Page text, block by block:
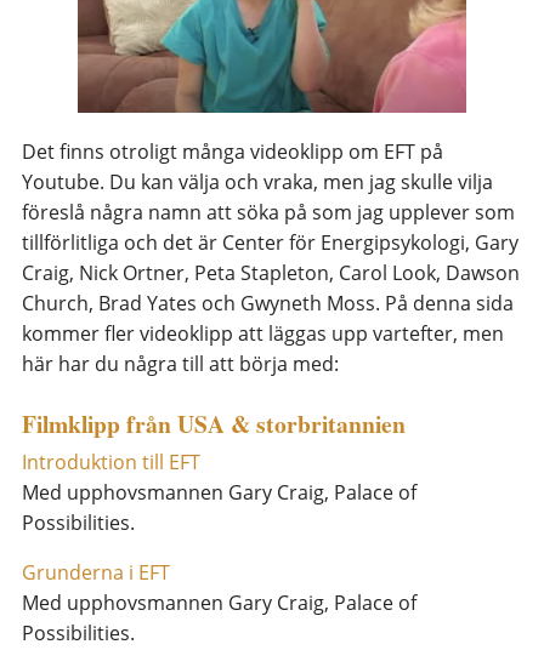
Det finns otroligt många videoklipp om EFT på
Youtube. Du kan välja och vraka, men jag skulle vilja
föreslå några namn att söka på som jag upplever som
tillförlitliga och det är Center för Energipsykologi, Gary
Craig, Nick Ortner, Peta Stapleton, Carol Look, Dawson
Church, Brad Yates och Gwyneth Moss. På denna sida
kommer fler videoklipp att läggas upp vartefter, men
här har du några till att börja med:
Filmklipp från USA & storbritannien
Introduktion till EFT
Med upphovsmannen Gary Craig, Palace of
Possibilities.
Grunderna i EFT
Med upphovsmannen Gary Craig, Palace of
Possibilities.